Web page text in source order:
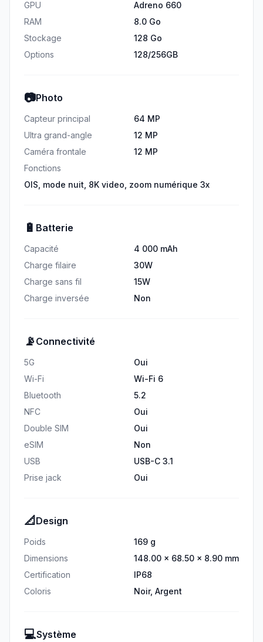
GPU
Adreno 660
RAM
8.0 Go
Stockage
128 Go
Options
128/256GB
📷Photo
Capteur principal
64 MP
Ultra grand-angle
12 MP
Caméra frontale
12 MP
Fonctions
OIS, mode nuit, 8K video, zoom numérique 3x
🔋 Batterie
Capacité
4 000 mAh
Charge filaire
30W
Charge sans fil
15W
Charge inversée
Non
📡 Connectivité
5G
Oui
Wi-Fi
Wi-Fi 6
Bluetooth
5.2
NFC
Oui
Double SIM
Oui
eSIM
Non
USB
USB-C 3.1
Prise jack
Oui
📐 Design
Poids
169 g
Dimensions
148.00 × 68.50 × 8.90 mm
Certification
IP68
Coloris
Noir, Argent
💻Système